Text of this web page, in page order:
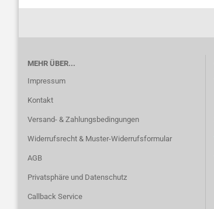
MEHR ÜBER...
Impressum
Kontakt
Versand- & Zahlungsbedingungen
Widerrufsrecht & Muster-Widerrufsformular
AGB
Privatsphäre und Datenschutz
Callback Service